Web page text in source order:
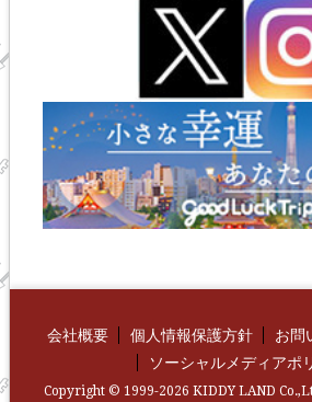
会社概要 個人情報保護方針 お問
ソーシャルメディアポ
Copyright © 1999-2026 KIDDY LAND